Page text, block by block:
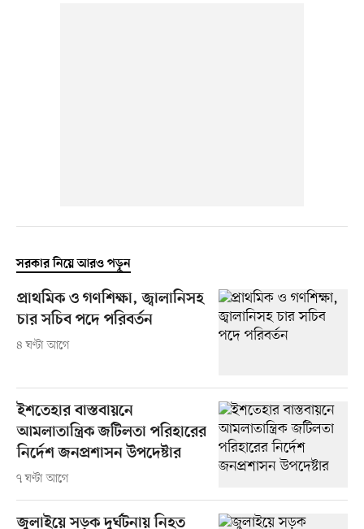
সরকার নিয়ে আরও পড়ুন
প্রাথমিক ও গণশিক্ষা, জ্বালানিসহ
চার সচিব পদে পরিবর্তন
৪ ঘণ্টা আগে
ইশতেহার বাস্তবায়নে
আমলাতান্ত্রিক জটিলতা পরিহারের
নির্দেশ জনপ্রশাসন উপদেষ্টার
৭ ঘণ্টা আগে
জুলাইয়ে সড়ক দুর্ঘটনায় নিহত